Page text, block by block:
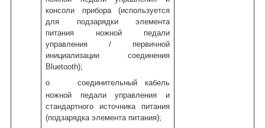
консоли прибора (используется
для подзарядки элемента
питания ножной педали
управления / первичной
инициализации соединения
Bluetooth);
o
соединительный кабель
ножной педали управления и
стандартного источника питания
(подзарядка элемента питания);